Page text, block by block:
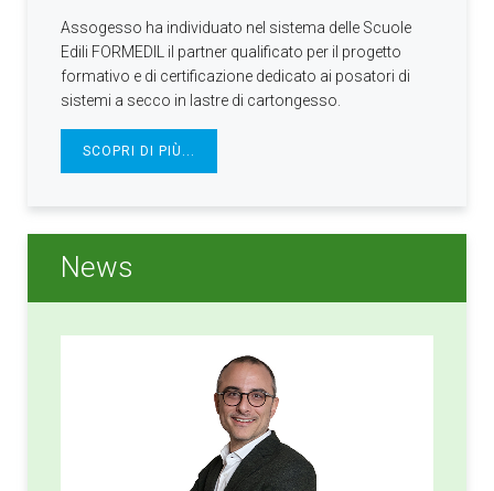
Assogesso ha individuato nel sistema delle Scuole
Edili FORMEDIL il partner qualificato per il progetto
formativo e di certificazione dedicato ai posatori di
sistemi a secco in lastre di cartongesso.
SCOPRI DI PIÙ...
News